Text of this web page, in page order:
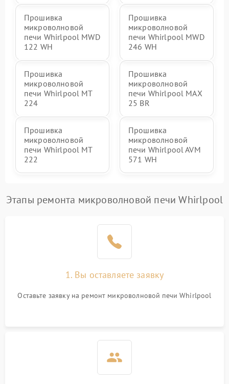
Прошивка
микроволновой
печи Whirlpool MWD
122 WH
Прошивка
микроволновой
печи Whirlpool MWD
246 WH
Прошивка
микроволновой
печи Whirlpool MT
224
Прошивка
микроволновой
печи Whirlpool MAX
25 BR
Прошивка
микроволновой
печи Whirlpool MT
222
Прошивка
микроволновой
печи Whirlpool AVM
571 WH
Этапы ремонта микроволновой печи Whirlpool
1. Вы оставляете заявку
Оставьте заявку на ремонт микроволновой печи Whirlpool